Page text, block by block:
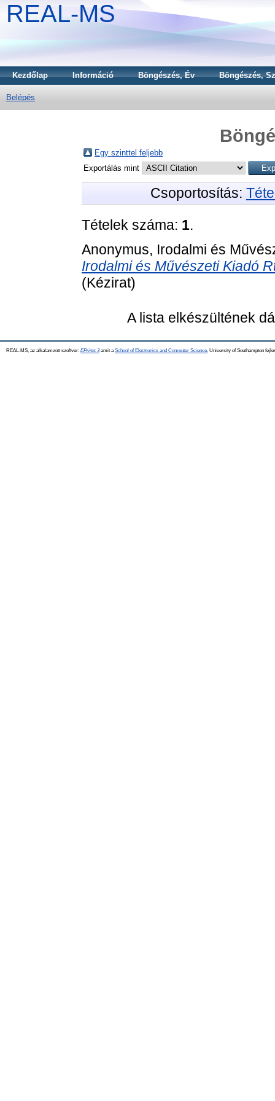
REAL-MS
Kezdőlap Információ Böngészés, Év Böngészés,
Belépés
Egy szinttel feljebb
Exportálás mint
Csoportosítás:
Tételek száma: 1.
Anonymus, Irodalmi és
Irodalmi és Művészeti Kiadó
(Kézirat)
A lista elkészültének
REAL-MS, az alkalamzott szoftver: EPrints 3amit a School of Electronics and Computer Science , University of Southampton